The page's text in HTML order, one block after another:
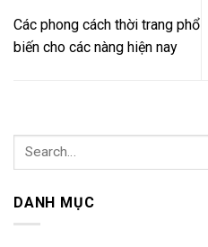
Các phong cách thời trang phổ
biến cho các nàng hiện nay
DANH MỤC